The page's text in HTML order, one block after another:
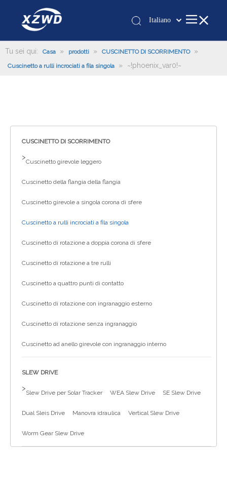
Italiano
românesc
Türk dili
Deutsch
Tu sei qui: Casa » prodotti » CUSCINETTO DI SCORRIMENTO »
Cuscinetto a rulli incrociati a fila singola » ~!phoenix_var0!~
CUSCINETTO DI SCORRIMENTO
>
Cuscinetto girevole leggero
Cuscinetto della flangia della flangia
Cuscinetto girevole a singola corona di sfere
Cuscinetto a rulli incrociati a fila singola
Cuscinetto di rotazione a doppia corona di sfere
Cuscinetto di rotazione a tre rulli
Cuscinetto a quattro punti di contatto
Cuscinetto di rotazione con ingranaggio esterno
Cuscinetto di rotazione senza ingranaggio
Cuscinetto ad anello girevole con ingranaggio interno
SLEW DRIVE
>
Slew Drive per Solar Tracker WEA Slew Drive SE Slew Drive
Dual Sleis Drive Manovra idraulica Vertical Slew Drive
Worm Gear Slew Drive